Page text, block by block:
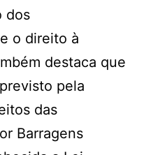
dos
o direito à
destaca que
pela
das
Barragens